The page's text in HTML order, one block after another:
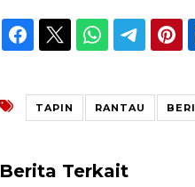
TAPIN RANTAU
Berita Terkait